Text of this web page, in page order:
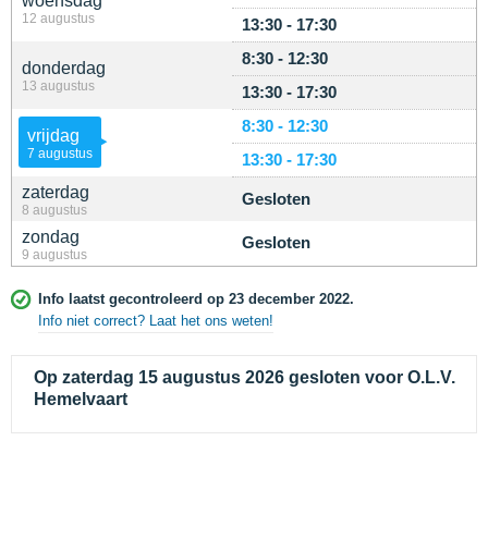
12 augustus
13:30 - 17:30
donderdag
13 augustus
8:30 - 12:30
13:30 - 17:30
vrijdag
7 augustus
8:30 - 12:30
13:30 - 17:30
zaterdag
8 augustus
Gesloten
zondag
9 augustus
Gesloten
Info laatst gecontroleerd op 23 december 2022.
Info niet correct? Laat het ons weten!
Op zaterdag 15 augustus 2026 gesloten voor O.L.V.
Hemelvaart